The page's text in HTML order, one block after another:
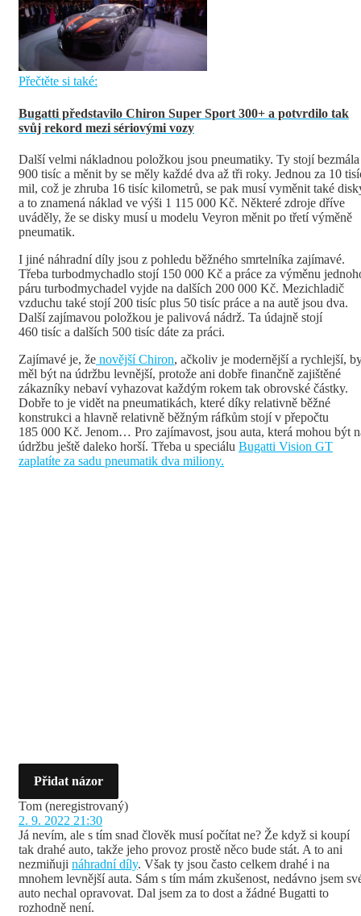
Přečtěte si také:
Bugatti představilo Chiron Super Sport 300+ a potvrdilo tak
svůj rekord mezi sériovými vozy
Další velmi nákladnou položkou jsou pneumatiky. Ty stojí bezmála
900 tisíc a měnit by se měly každé dva až tři roky. Jednou za 10
mil, což je zhruba 16 tisíc kilometrů, se pak musí vyměnit také
a to znamená náklad ve výši 1 115 000 Kč. Některé zdroje dříve
uváděly, že se disky musí u modelu Veyron měnit po třetí výměně
pneumatik.
I jiné náhradní díly jsou z pohledu běžného smrtelníka zajímavé.
Třeba turbodmychadlo stojí 150 000 Kč a práce za výměnu
páru turbodmychadel vyjde na dalších 200 000 Kč. Mezichladič
vzduchu také stojí 200 tisíc plus 50 tisíc práce a na autě jsou dva.
Další zajímavou položkou je palivová nádrž. Ta údajně stojí
460 tisíc a dalších 500 tisíc dáte za práci.
Zajímavé je, že novější Chiron, ačkoliv je modernější a rychlejší,
měl být na údržbu levnější, protože ani dobře finančně zajištěné
zákazníky nebaví vyhazovat každým rokem tak obrovské částky.
Dobře to je vidět na pneumatikách, které díky relativně běžné
konstrukci a hlavně relativně běžným ráfkům stojí v přepočtu
185 000 Kč. Jenom… Pro zajímavost, jsou auta, která mohou být
údržbu ještě daleko horší. Třeba u speciálu Bugatti Vision GT
zaplatíte za sadu pneumatik dva miliony.
Přidat názor
Tom (neregistrovaný)
2. 9. 2022 21:30
Já nevím, ale s tím snad člověk musí počítat ne? Že když si koupí
tak drahé auto, takže jeho provoz prostě něco bude stát. A to ani
nezmiňuji náhradní díly. Však ty jsou často celkem drahé i na
mnohem levnější auta. Sám s tím mám zkušenost, nedávno jsem
auto nechal opravovat. Dal jsem za to dost a žádné Bugatti to
rozhodně není.